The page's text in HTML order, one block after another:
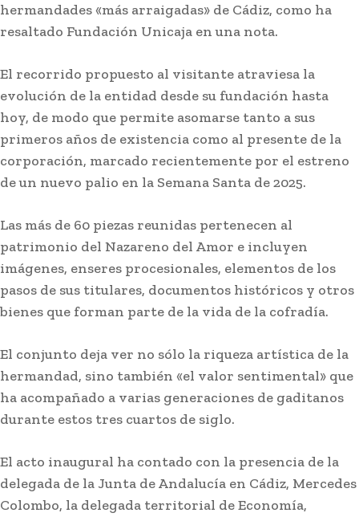
hermandades «más arraigadas» de Cádiz, como ha
resaltado Fundación Unicaja en una nota.
El recorrido propuesto al visitante atraviesa la
evolución de la entidad desde su fundación hasta
hoy, de modo que permite asomarse tanto a sus
primeros años de existencia como al presente de la
corporación, marcado recientemente por el estreno
de un nuevo palio en la Semana Santa de 2025.
Las más de 60 piezas reunidas pertenecen al
patrimonio del Nazareno del Amor e incluyen
imágenes, enseres procesionales, elementos de los
pasos de sus titulares, documentos históricos y otros
bienes que forman parte de la vida de la cofradía.
El conjunto deja ver no sólo la riqueza artística de la
hermandad, sino también «el valor sentimental» que
ha acompañado a varias generaciones de gaditanos
durante estos tres cuartos de siglo.
El acto inaugural ha contado con la presencia de la
delegada de la Junta de Andalucía en Cádiz, Mercedes
Colombo, la delegada territorial de Economía,